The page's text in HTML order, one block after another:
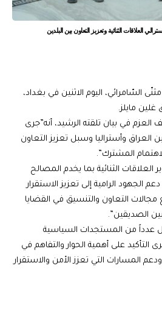
العلاقات الثنائية وتعزيز التعاون بين البلدين
السّامرائي، اليوم الاثنين في بغداد،
غلين مايلز.
العزم في بيان تلقته الرشيد، أنه”جرى
العراق وأستراليا وسبل تعزيز التعاون
المشترك”.
العلاقات الثنائية بما يخدم المصالح
الجهود الرامية إلى تعزيز الاستقرار
مجالات التعاون والتنسيق في القضايا
الصديقين”.
عدداً من المستجدات السياسية
التأكيد على أهمية الحوار والتفاهم في
المسارات التي تعزز الأمن والاستقرار